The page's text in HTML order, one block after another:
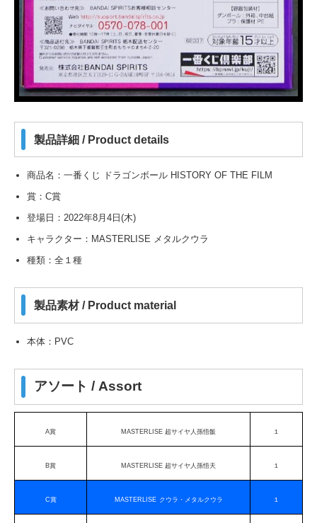
製品詳細 / Product details
商品名：一番くじ ドラゴンボール HISTORY OF THE FILM
賞：C賞
登場日：2022年8月4日(木)
キャラクター：MASTERLISE メタルクウラ
種類：全１種
製品素材 / Product material
本体：PVC
アソート / Assort
A賞 MASTERLISE 超サイヤ人孫悟飯 １
B賞 MASTERLISE 超サイヤ人孫悟天 １
C賞 MASTERLISE クウラ ・メタルクウラ １